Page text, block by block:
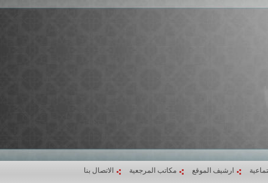
ارشيف الموقع مكاتب المرجعية الاتصال بنا